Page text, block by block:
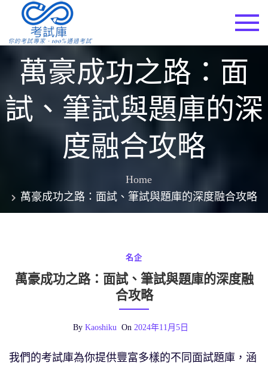
content
萬豪成功之路：面
試、筆試與題庫的深
度融合攻略
Home
萬豪成功之路：面試、筆試與題庫的深度融合攻略
名企
萬豪成功之路：面試、筆試與題庫的深度融
合攻略
By Kaoshiku On 2024年11月5日
我們的考試庫為你提供豐富多樣的不同面試題庫，涵